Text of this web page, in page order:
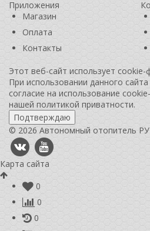
Приложения
Магазин
Оплата
Контакты
Этот веб-сайт использует cookie-
При использовании данного
согласие на использование
нашей политикой приватности.
Подтверждаю
© 2026 Автономный отопитель РУ
Карта сайта
0
0
0